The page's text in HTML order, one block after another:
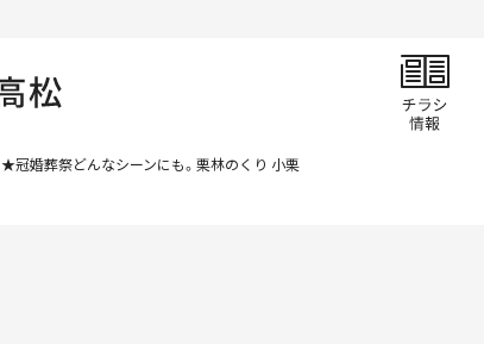
★冠婚葬祭どんなシーンにも。栗林のくり 小栗